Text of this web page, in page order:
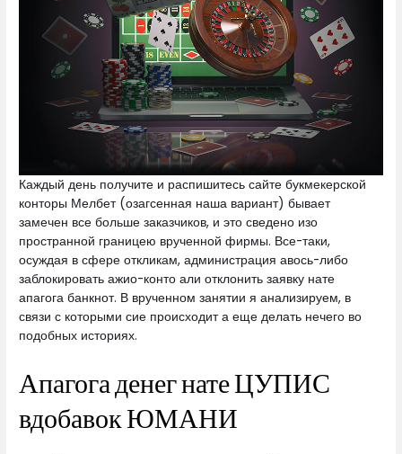
Каждый день получите и распишитесь сайте букмекерской
конторы Мелбет (озагсенная наша вариант) бывает
замечен все больше заказчиков, и это сведено изо
пространной границею врученной фирмы. Все-таки,
осуждая в сфере откликам, администрация авось-либо
заблокировать ажио-конто али отклонить заявку нате
апагога банкнот. В врученном занятии я анализируем, в
связи с которыми сие происходит а еще делать нечего во
подобных историях.
Апагога денег нате ЦУПИС
вдобавок ЮМАНИ